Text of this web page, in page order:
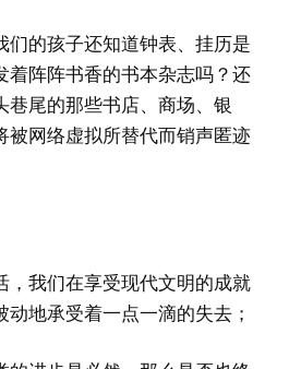
们的孩子还知道钟表、挂历是
着阵阵书香的书本杂志吗？还
巷尾的那些书店、商场、银
被网络虚拟所替代而销声匿迹
，我们在享受现代文明的成就
地承受着一点一滴的失去；